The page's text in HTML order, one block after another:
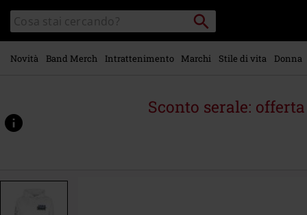
contenuto
principale
Cerca
nel
catalogo
Cerca
Punto
di
ritiro
Novità Band Merch Intrattenimento Marchi Stile di vita Donna
Sconto serale:
www.emp-